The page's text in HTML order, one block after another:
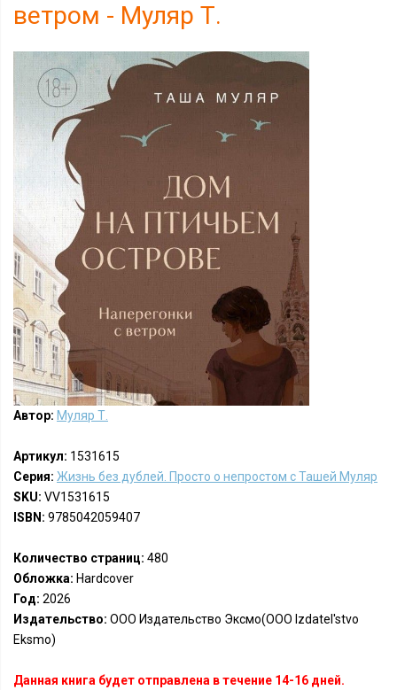
ветром - Муляр Т.
Автор: Муляр Т.
Артикул: 1531615
Серия: Жизнь без дублей. Просто о непростом с Ташей Муляр
SKU: VV1531615
ISBN: 9785042059407
Количество страниц: 480
Обложка: Hardcover
Год: 2026
Издательство: ООО Издательство Эксмо(OOO Izdatel'stvo
Eksmo)
Данная книга будет отправлена в течение 14-16 дней.